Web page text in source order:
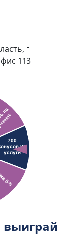
г
113
выиграй